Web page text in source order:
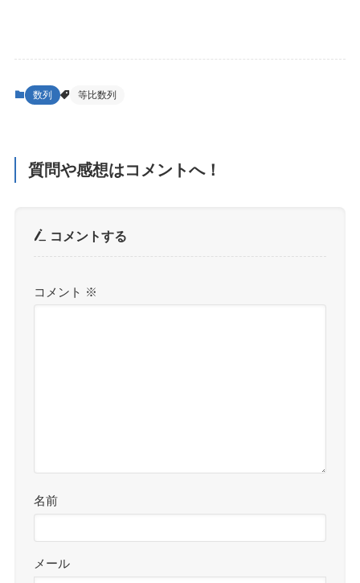
数列 等比数列
質問や感想はコメントへ！
コメントする
コメント ※
名前
メール